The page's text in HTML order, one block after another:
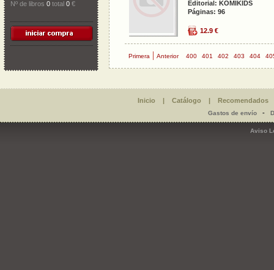
Nº de libros 0 total 0 €
Editorial: KOMIKIDS
Páginas: 96
12.9 €
Primera | Anterior 400 401 402 403 404
Inicio | Catálogo | Recomendados
Gastos de envío-
Aviso